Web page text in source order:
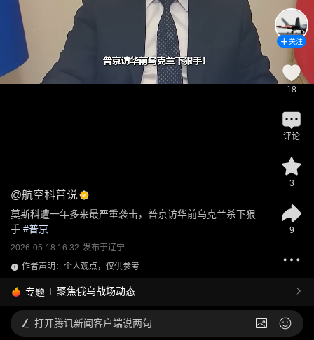
@航空科普说
莫斯科遭一年多来最严重袭击，普京访华前乌克兰杀下狠
手 #普京
2026-05-18 16:32 发布于辽宁
作者声明：个人观点，仅供参考
专题 聚焦俄乌战场动态
关注
18
评论
3
9
打开腾讯新闻客户端说两句